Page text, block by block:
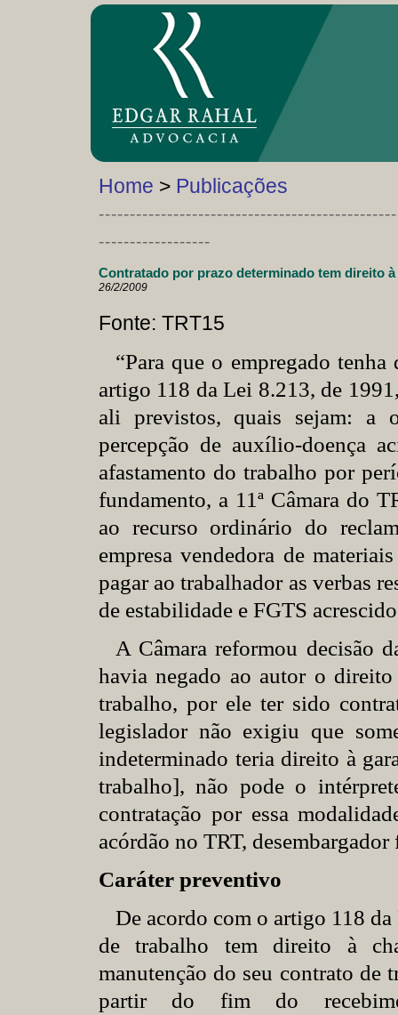
Home > Publicações
------------------
Contratado por prazo determinado tem direito
26/2/2009
Fonte: TRT15
“Para que o empregado
artigo 118 da Lei 8.213, de
ali previstos, quais sejam: a
percepção de auxílio-doença
afastamento do trabalho por
fundamento, a 11ª Câmara do
ao recurso ordinário do
empresa vendedora de
pagar ao trabalhador as verbas
de estabilidade e FGTS
A Câmara reformou decisão
havia negado ao autor o
trabalho, por ele ter sido
legislador não exigiu que
indeterminado teria direito à
trabalho], não pode o
contratação por essa
acórdão no TRT,
Caráter preventivo
De acordo com o artigo 118
de trabalho tem direito à
manutenção do seu contrato de
partir do fim do